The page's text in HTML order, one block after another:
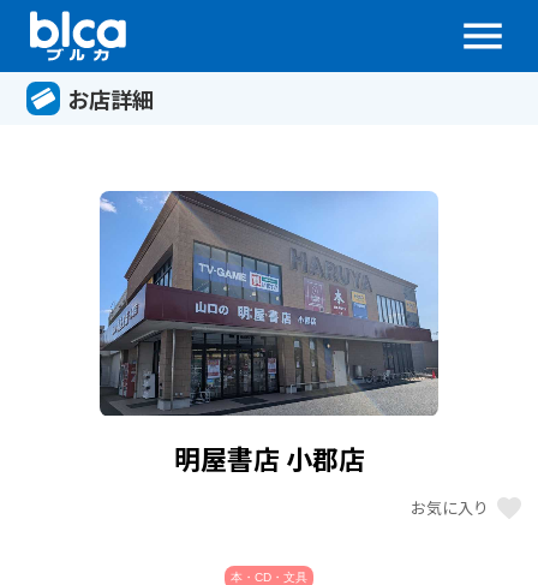
menu
お店詳細
明屋書店 小郡店
お気に入り favorite
本・CD・文具